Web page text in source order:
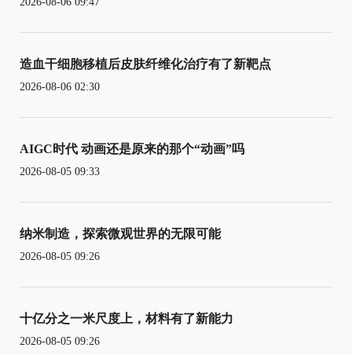
造血干细胞移植后皮肤纤维化治疗有了新靶点
2026-08-06 02:30
AIGC时代 动画还是原来的那个“动画”吗
2026-08-05 09:33
纳米制造，探索微观世界的无限可能
2026-08-05 09:26
十亿分之一米尺度上，材料有了新能力
2026-08-05 09:26